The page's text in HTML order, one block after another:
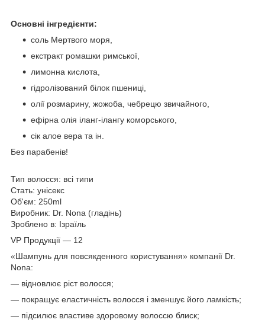
Основні інгредієнти:
соль Мертвого моря,
екстракт ромашки римської,
лимонна кислота,
гідролізований білок пшениці,
олії розмарину, жожоба, чебрецю звичайного,
ефірна олія іланг-ілангу коморського,
сік алое вера та ін.
Без парабенів!
Тип волосся: всі типи
Стать: унісекс
Об'єм: 250ml
Виробник: Dr. Nona (гладінь)
Зроблено в: Ізраїль
VP Продукції — 12
«Шампунь для повсякденного користування» компанії Dr.
Nona:
— відновлює ріст волосся;
— покращує еластичність волосся і зменшує його ламкість;
— підсилює властиве здоровому волоссю блиск;